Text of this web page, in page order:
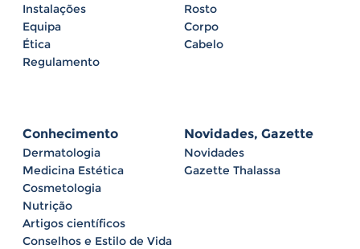
Instalações
Equipa
Ética
Regulamento
Rosto
Corpo
Cabelo
Conhecimento
Dermatologia
Medicina Estética
Cosmetologia
Nutrição
Artigos científicos
Conselhos e Estilo de Vida
Novidades, Gazette
Novidades
Gazette Thalassa